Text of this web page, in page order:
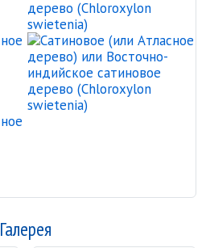
Сатиновое (или Атласное
Галерея